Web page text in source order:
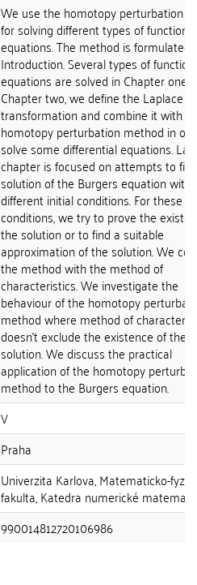
We use the homotopy perturbation
for solving different types of functional
equations. The method is formulated
Introduction. Several types of
equations are solved in Chapter one.
Chapter two, we define the Laplace
transformation and combine it with
homotopy perturbation method in
solve some differential equations.
chapter is focused on attempts to
solution of the Burgers equation with
different initial conditions. For these
conditions, we try to prove the
the solution or to find a suitable
approximation of the solution. We
the method with the method of
characteristics. We investigate the
behaviour of the homotopy
method where method of
doesn't exclude the existence of the
solution. We discuss the practical
application of the homotopy
method to the Burgers equation.
V
Praha
Univerzita Karlova, Matematicko-
fakulta, Katedra numerické
990014812720106986